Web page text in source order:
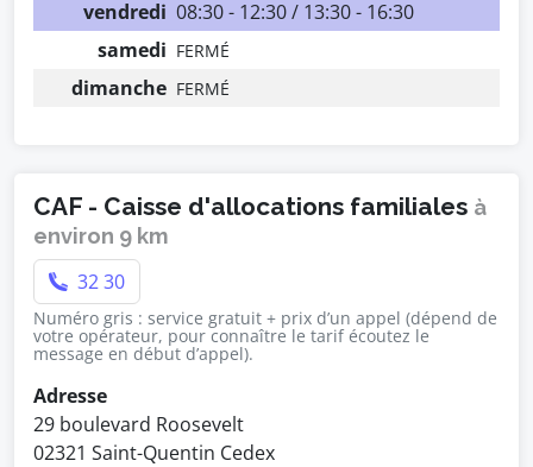
vendredi 08:30 - 12:30 / 13:30 - 16:30
samedi FERMÉ
dimanche FERMÉ
CAF - Caisse d'allocations familiales à
environ 9 km
32 30
Numéro gris : service gratuit + prix d’un appel (dépend de
votre opérateur, pour connaître le tarif écoutez le
message en début d’appel).
Adresse
29 boulevard Roosevelt
02321 Saint-Quentin Cedex